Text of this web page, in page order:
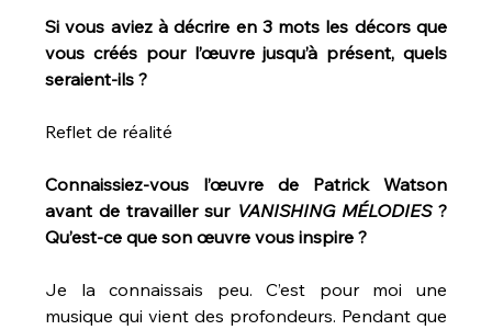
Si vous aviez à décrire en 3 mots les décors que
vous créés pour l’œuvre jusqu’à présent, quels
seraient-ils ?
Reflet de réalité
Connaissiez-vous l’œuvre de Patrick Watson
avant de travailler sur VANISHING MÉLODIES ?
Qu’est-ce que son œuvre vous inspire ?
Je la connaissais peu. C’est pour moi une
musique qui vient des profondeurs. Pendant que